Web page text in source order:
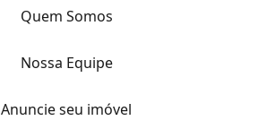
Quem Somos
Nossa Equipe
Anuncie seu imóvel